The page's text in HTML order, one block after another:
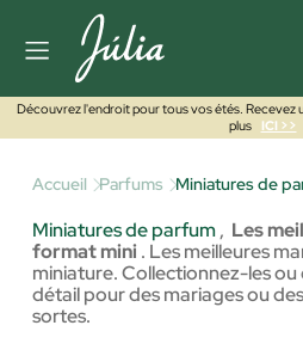
Découvrez l'endroit pour tous vos étés. Recevez
plus
ICI >>
Accueil Parfums Miniatures de
Miniatures de parfum, Les
format mini . Les meilleures
miniature. Collectionnez-les
détail pour des mariages ou
sortes.